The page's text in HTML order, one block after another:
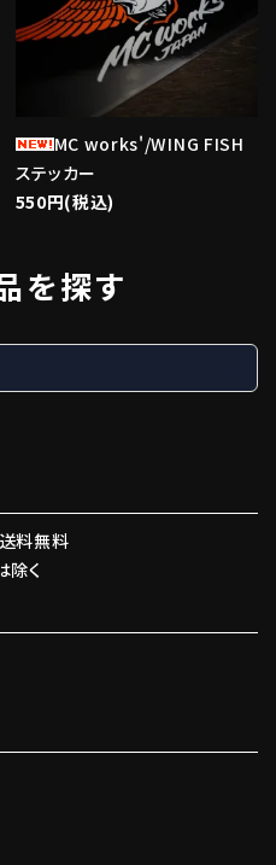
MC works'/WING FISH
ステッカー
550円(税込)
を探す
料無料
除く